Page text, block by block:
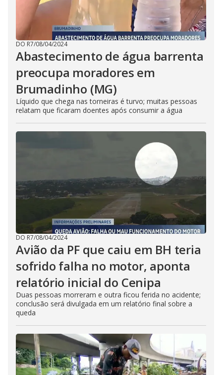
DO R7/08/04/2024
Abastecimento de água barrenta
preocupa moradores em
Brumadinho (MG)
Líquido que chega nas torneiras é turvo; muitas pessoas
relatam que ficaram doentes após consumir a água
DO R7/08/04/2024
Avião da PF que caiu em BH teria
sofrido falha no motor, aponta
relatório inicial do Cenipa
Duas pessoas morreram e outra ficou ferida no acidente;
conclusão será divulgada em um relatório final sobre a
queda